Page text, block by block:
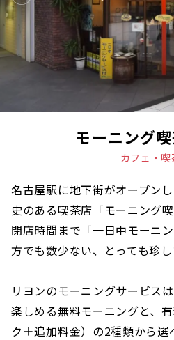
モーニング
カフェ・喫
名古屋駅に地下街がオープン
史のある喫茶店「モーニング
閉店時間まで「一日中モーニ
方でも数少ない、とっても珍し
リヨンのモーニングサービス
楽しめる無料モーニングと、
ク＋追加料金）の2種類から選